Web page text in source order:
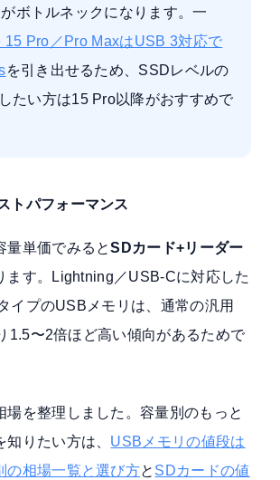
ボトルネックになります。一
15 Pro／Pro MaxはUSB 3対応で
を引き出せるため、SSDレベルの
たい方は15 Pro以降がおすすめで
トパフォーマンス
量単価でみるとSDカード+リーダー
ます。Lightning／USB-Cに対応した
イプのUSBメモリは、通常の汎用
1.5〜2倍ほど高い傾向があるためで
場を整理しました。容量別のもっと
りたい方は、 USBメモリの値段は
の相場一覧と選び方と SDカードの値